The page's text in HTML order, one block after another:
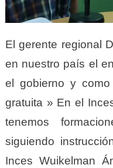
El gerente regional
en nuestro país el
el gobierno y
gratuita » En el
tenemos
siguiendo
Inces Wuikelman